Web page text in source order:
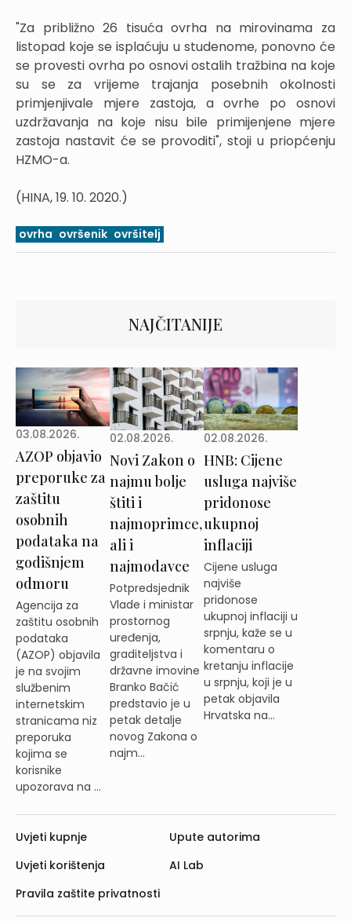
"Za približno 26 tisuća ovrha na mirovinama za
listopad koje se isplaćuju u studenome, ponovno će
se provesti ovrha po osnovi ostalih tražbina na koje
su se za vrijeme trajanja posebnih okolnosti
primjenjivale mjere zastoja, a ovrhe po osnovi
uzdržavanja na koje nisu bile primijenjene mjere
zastoja nastavit će se provoditi", stoji u priopćenju
HZMO-a.
(HINA, 19. 10. 2020.)
ovrha ovršenik ovršitelj
NAJČITANIJE
03.08.2026.
AZOP objavio
preporuke za
zaštitu
osobnih
podataka na
godišnjem
odmoru
Agencija za
zaštitu osobnih
podataka
(AZOP) objavila
je na svojim
službenim
internetskim
stranicama niz
preporuka
kojima se
korisnike
upozorava na ...
02.08.2026.
Novi Zakon o
najmu bolje
štiti i
najmoprimce,
ali i
najmodavce
Potpredsjednik
Vlade i ministar
prostornog
uređenja,
graditeljstva i
državne imovine
Branko Bačić
predstavio je u
petak detalje
novog Zakona o
najm...
02.08.2026.
HNB: Cijene
usluga najviše
pridonose
ukupnoj
inflaciji
Cijene usluga
najviše
pridonose
ukupnoj inflaciji u
srpnju, kaže se u
komentaru o
kretanju inflacije
u srpnju, koji je u
petak objavila
Hrvatska na...
Uvjeti kupnje
Uvjeti korištenja
Pravila zaštite privatnosti
Upute autorima
AI Lab